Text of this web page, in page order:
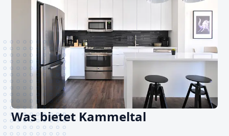
Was bietet Kammeltal